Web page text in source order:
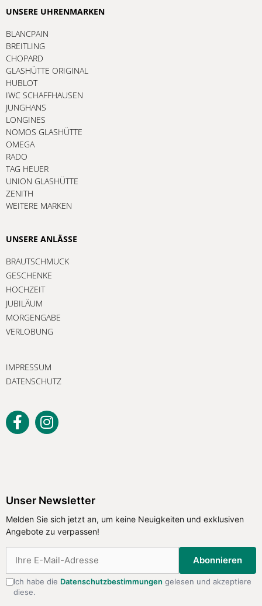
UNSERE UHRENMARKEN
BLANCPAIN
BREITLING
CHOPARD
GLASHÜTTE ORIGINAL
HUBLOT
IWC SCHAFFHAUSEN
JUNGHANS
LONGINES
NOMOS GLASHÜTTE
OMEGA
RADO
TAG HEUER
UNION GLASHÜTTE
ZENITH
WEITERE MARKEN
UNSERE ANLÄSSE
BRAUTSCHMUCK
GESCHENKE
HOCHZEIT
JUBILÄUM
MORGENGABE
VERLOBUNG
IMPRESSUM
DATENSCHUTZ
Unser Newsletter
Melden Sie sich jetzt an, um keine Neuigkeiten und exklusiven
Angebote zu verpassen!
Abonnieren
Ich habe die Datenschutzbestimmungen gelesen und akzeptiere
diese.